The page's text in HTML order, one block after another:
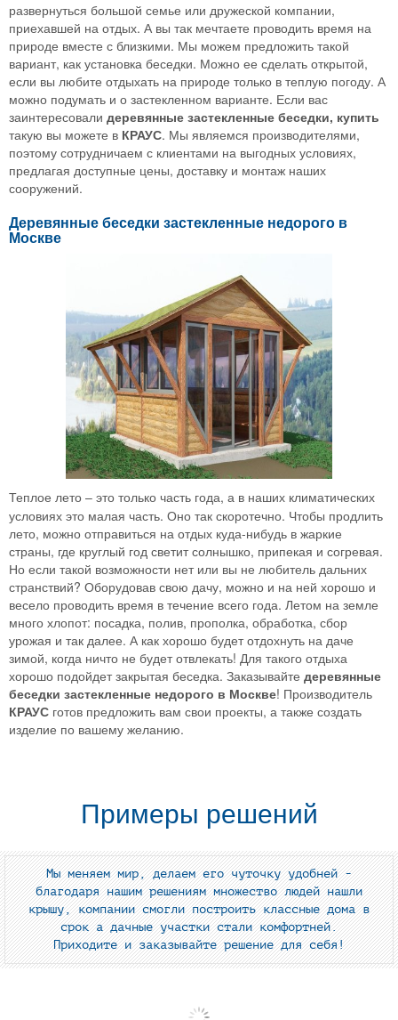
развернуться большой семье или дружеской компании,
приехавшей на отдых. А вы так мечтаете проводить время на
природе вместе с близкими. Мы можем предложить такой
вариант, как установка беседки. Можно ее сделать открытой,
если вы любите отдыхать на природе только в теплую погоду. А
можно подумать и о застекленном варианте. Если вас
заинтересовали деревянные застекленные беседки, купить
такую вы можете в КРАУС. Мы являемся производителями,
поэтому сотрудничаем с клиентами на выгодных условиях,
предлагая доступные цены, доставку и монтаж наших
сооружений.
Деревянные беседки застекленные недорого в
Москве
Теплое лето – это только часть года, а в наших климатических
условиях это малая часть. Оно так скоротечно. Чтобы продлить
лето, можно отправиться на отдых куда-нибудь в жаркие
страны, где круглый год светит солнышко, припекая и согревая.
Но если такой возможности нет или вы не любитель дальних
странствий? Оборудовав свою дачу, можно и на ней хорошо и
весело проводить время в течение всего года. Летом на земле
много хлопот: посадка, полив, прополка, обработка, сбор
урожая и так далее. А как хорошо будет отдохнуть на даче
зимой, когда ничто не будет отвлекать! Для такого отдыха
хорошо подойдет закрытая беседка. Заказывайте деревянные
беседки застекленные недорого в Москве! Производитель
КРАУС готов предложить вам свои проекты, а также создать
изделие по вашему желанию.
Примеры решений
Мы меняем мир, делаем его чуточку удобней -
благодаря нашим решениям множество людей нашли
крышу, компании смогли построить классные дома в
срок а дачные участки стали комфортней.
Приходите и заказывайте решение для себя!